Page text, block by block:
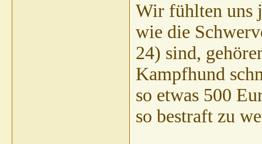
Wir fühlten uns
wie die
24) sind,
Kampfhund
so etwas 500
so bestraft zu